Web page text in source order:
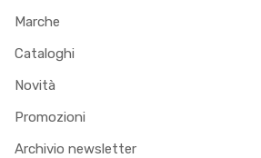
Marche
Cataloghi
Novità
Promozioni
Archivio newsletter